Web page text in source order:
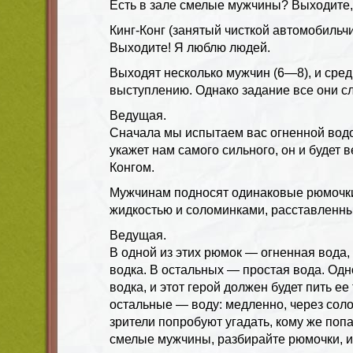
Есть в зале смелые мужчины?
Кинг-Конг (занятый чисткой
Выходите! Я люблю людей.
Выходят несколько мужчин (6—8), и
выступлению. Однако задание все они
Ведущая.
Сначала мы испытаем вас огненной
укажет нам самого сильного, он и будет
Конгом.
Мужчинам подносят одинаковые
жидкостью и соломинками,
Ведущая.
В одной из этих рюмок — огненная
водка. В остальных — простая вода.
водка, и этот герой должен будет пить ее
остальные — воду: медленно, через
зрители попробуют угадать, кому же
смелые мужчины, разбирайте рюмочки,